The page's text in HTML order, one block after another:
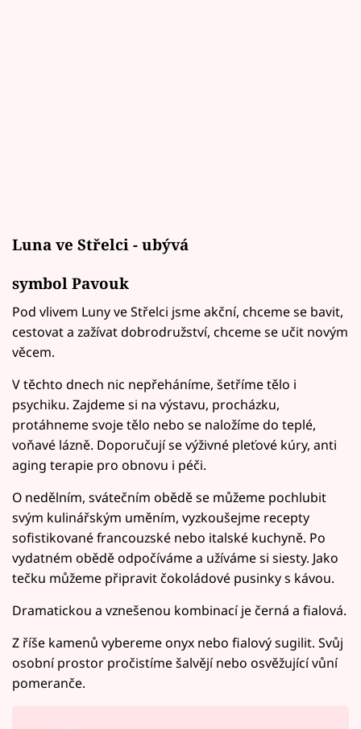
Luna ve Střelci - ubývá
symbol Pavouk
Pod vlivem Luny ve Střelci jsme akční, chceme se bavit,
cestovat a zažívat dobrodružství, chceme se učit novým
věcem.
V těchto dnech nic nepřeháníme, šetříme tělo i
psychiku. Zajdeme si na výstavu, procházku,
protáhneme svoje tělo nebo se naložíme do teplé,
voňavé lázně. Doporučují se výživné pleťové kúry, anti
aging terapie pro obnovu i péči.
O nedělním, svátečním obědě se můžeme pochlubit
svým kulinářským uměním, vyzkoušejme recepty
sofistikované francouzské nebo italské kuchyně. Po
vydatném obědě odpočíváme a užíváme si siesty. Jako
tečku můžeme připravit čokoládové pusinky s kávou.
Dramatickou a vznešenou kombinací je černá a fialová.
Z říše kamenů vybereme onyx nebo fialový sugilit. Svůj
osobní prostor pročistíme šalvějí nebo osvěžující vůní
pomeranče.